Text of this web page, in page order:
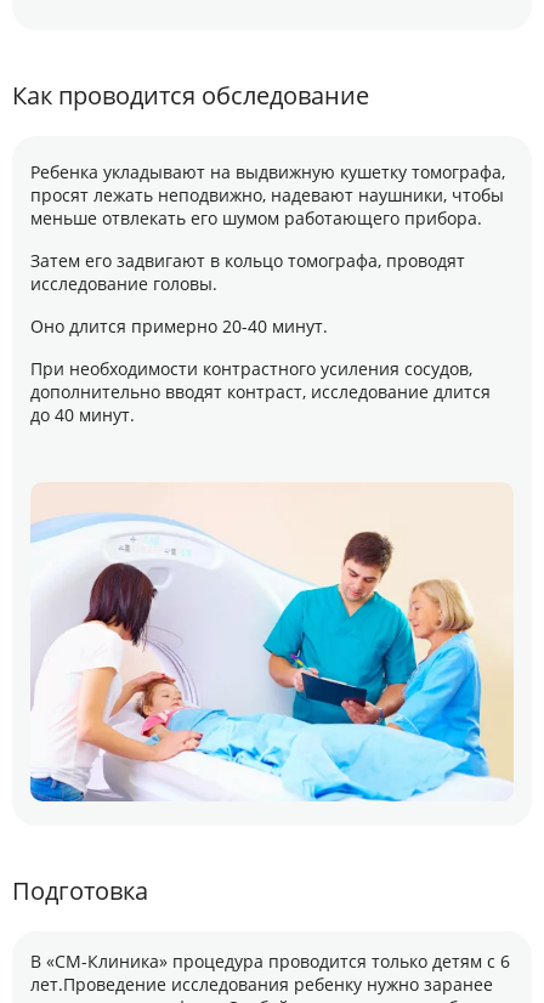
Как проводится обследование
Ребенка укладывают на выдвижную кушетку томографа,
просят лежать неподвижно, надевают наушники, чтобы
меньше отвлекать его шумом работающего прибора.
Затем его задвигают в кольцо томографа, проводят
исследование головы.
Оно длится примерно 20-40 минут.
При необходимости контрастного усиления сосудов,
дополнительно вводят контраст, исследование длится
до 40 минут.
Подготовка
В «СМ-Клиника» процедура проводится только детям с 6
лет.Проведение исследования ребенку нужно заранее